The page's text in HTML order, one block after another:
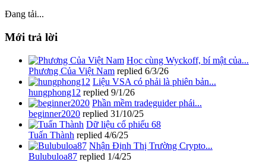
Đang tải...
Mới trả lời
Học cùng Wyckoff, bí mật của...
Phương Của Việt Nam replied 6/3/26
Liệu VSA có phải là phiên bản...
hungphong12 replied 9/1/26
Phần mềm tradeguider phái...
beginner2020 replied 31/10/25
Dữ liệu cổ phiếu 68
Tuấn Thành replied 4/6/25
Nhận Định Thị Trường Crypto...
Bulubuloa87 replied 1/4/25